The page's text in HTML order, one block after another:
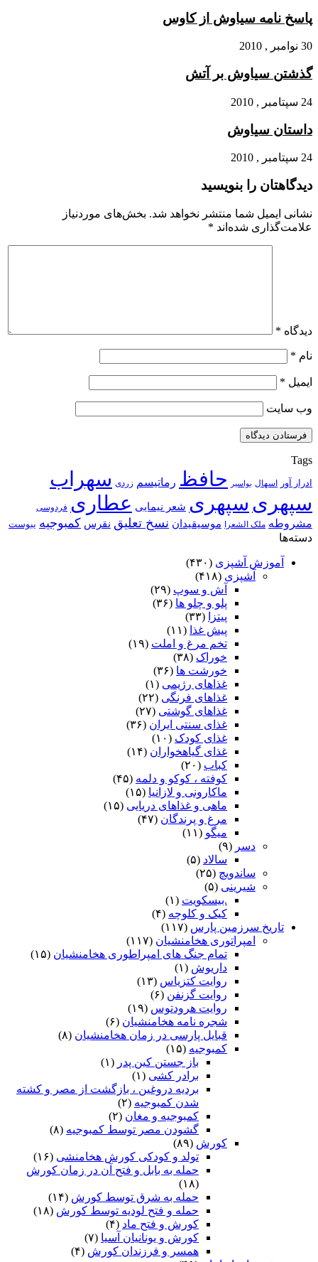
پاسخ نامه سیاوش از کاوس‏
30 نوامبر , 2010
گذشتن سیاوش بر آتش‏
24 سپتامبر , 2010
داستان سیاوش‏
24 سپتامبر , 2010
دیدگاهتان را بنویسید
نشانی ایمیل شما منتشر نخواهد شد. بخش‌های موردنیاز
علامت‌گذاری شده‌اند *
دیدگاه *
نام *
ایمیل *
وب‌ سایت
Tags
ادرار آور اسهال بواسیر حافظ رماتیسم زردی سهراب
سپهری سپهری شعر نیمایی عطاری فردوسی
مشروطه ملک الشعرا موسیقیدان نسخ تعلیق نقرس کمبوجیه یبوست
دسته‌ها
آموزش آشپزی (۴۳۰)
آشپزی (۴۱۸)
آش و سوپ (۲۹)
پلو و چلو ها (۳۶)
پیتزا
(۳۳)
پیش غذا (۱۱)
تخم مرغ و املت (۱۹)
خوراک (۳۸)
خورشت ها (۳۶)
غذاهای رژیمی (۱)
غذاهای فرنگی (۲۲)
غذاهای گوشتی (۲۷)
غذای سنتی ایران (۳۶)
غذای کودک (۱۰)
غذای گیاهخواران (۱۴)
کباب (۲۰)
کوفته ، کوکو و دلمه (۴۵)
ماکارونی و لازانیا (۱۵)
ماهی و غذاهای دریایی (۱۵)
مرغ و پرندگان (۴۷)
میگو (۱۱)
دسر (۹)
سالاد (۵)
ساندویچ (۲۵)
شیرینی (۵)
.بیسکویت (۱)
کیک و کلوچه (۴)
تاریخ سرزمین پارس (۱۱۷)
امپراتوری هخامنشیان (۱۱۷)
تمام جنگ های امپراطوری هخامنشیان (۱۵)
داریوش (۱)
روایت کتزیاس (۱۳)
روایت گزنفن (۶)
روایت هرودتوس (۱۹)
شجره نامه هخامنشیان (۶)
قبایل پارسی در زمان هخامنشیان (۸)
کمبوجیه (۱۵)
باز جستن کین پدر (۱)
برادر کشی (۱)
بردیه دروغین ، بازگشت از مصر و کشته
شدن کمبوجیه (۲)
کمبوجیه و مغان (۲)
گشودن مصر توسط کمبوجیه (۸)
کورش (۸۹)
تولد و کودکی کورش هخامنشی (۱۶)
حمله به بابل و فتح آن در زمان کورش
(۱۸)
حمله به شرق توسط کورش (۱۴)
حمله و فتح لودیه توسط کورش (۱۸)
کورش و فتح ماد (۴)
کورش و یونانیان آسیا (۷)
همسر و فرزندان کورش (۴)